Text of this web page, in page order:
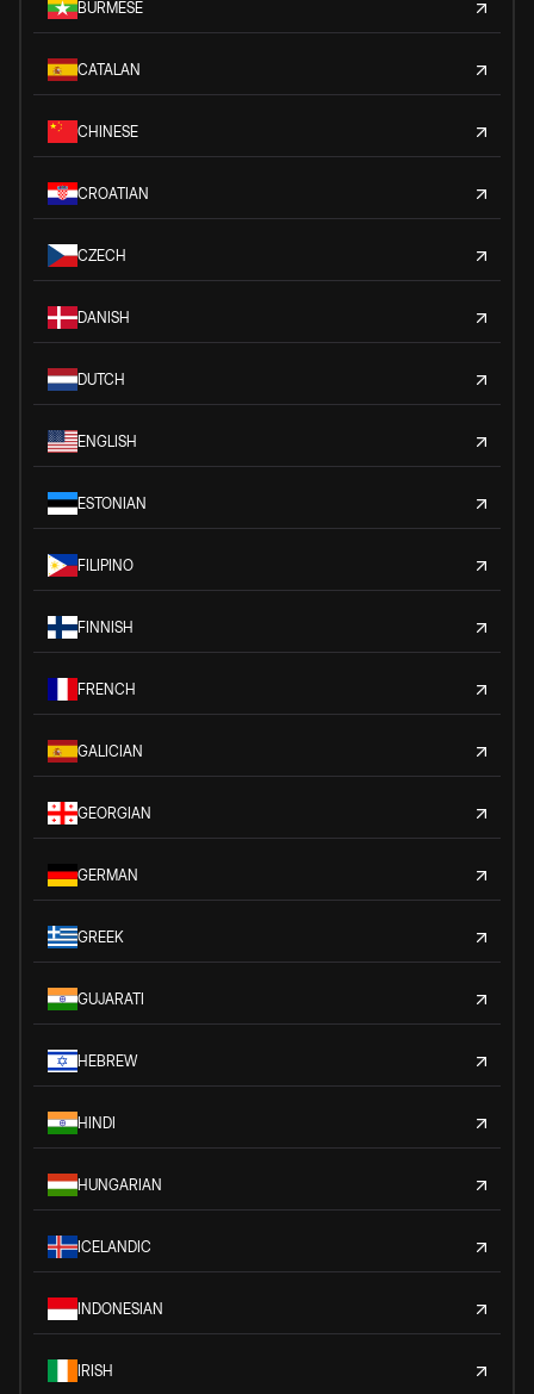
BURMESE
CATALAN
CHINESE
CROATIAN
CZECH
DANISH
DUTCH
ENGLISH
ESTONIAN
FILIPINO
FINNISH
FRENCH
GALICIAN
GEORGIAN
GERMAN
GREEK
GUJARATI
HEBREW
HINDI
HUNGARIAN
ICELANDIC
INDONESIAN
IRISH